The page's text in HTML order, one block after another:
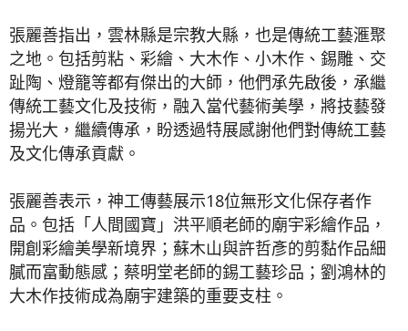
張麗善指出，雲林縣是宗教大縣，也是傳統工藝滙聚
之地。包括剪粘、彩繪、大木作、小木作、錫雕、交
趾陶、燈籠等都有傑出的大師，他們承先啟後，承繼
傳統工藝文化及技術，融入當代藝術美學，將技藝發
揚光大，繼續傳承，盼透過特展感謝他們對傳統工藝
及文化傳承貢獻。
張麗善表示，神工傳藝展示18位無形文化保存者作
品。包括「人間國寶」洪平順老師的廟宇彩繪作品，
開創彩繪美學新境界；蘇木山與許哲彥的剪黏作品細
膩而富動態感；蔡明堂老師的錫工藝珍品；劉鴻林的
大木作技術成為廟宇建築的重要支柱。